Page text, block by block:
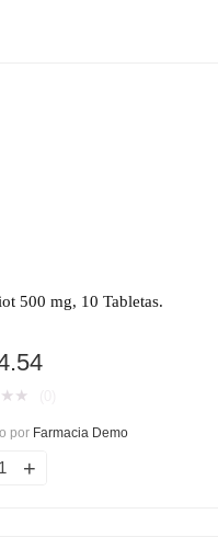
500 mg, 10 Tabletas.
★ ★
por Farmacia Demo